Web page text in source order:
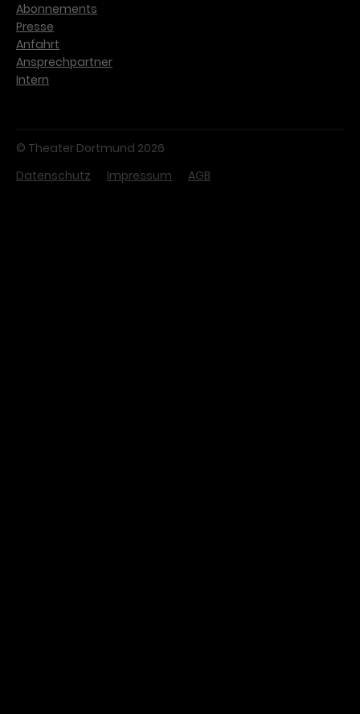
Abonnements
Presse
Anfahrt
Ansprechpartner
Intern
© Theater Dortmund 2026
Datenschutz
Impressum AGB